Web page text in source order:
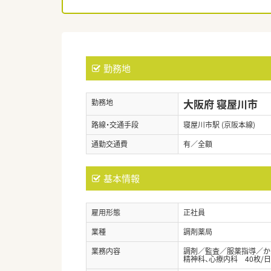
勤務地
勤務地 大阪府 寝屋川市
路線・交通手段
寝屋川市駅 (京阪本線)
通勤交通費
有／全額
基本情報
雇用形態
正社員
業種
調剤薬局
業務内容
調剤／監査／服薬指導／
精神科、心療内科 40枚/日